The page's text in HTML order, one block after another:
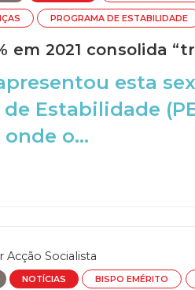
PROGRAMA DE ESTABILIDADE
em 2021 consolida
esta
Estabilidade
o...
Acção Socialista
NOTÍCIAS BISPO EMÉRITO